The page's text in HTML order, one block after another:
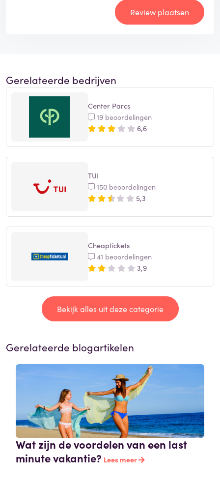
Review plaatsen
Gerelateerde bedrijven
Center Parcs
19 beoordelingen
6,6
TUI
150 beoordelingen
5,3
Cheaptickets
41 beoordelingen
3,9
Bekijk alles uit deze categorie
Gerelateerde blogartikelen
Wat zijn de voordelen van een last
minute vakantie? Lees meer